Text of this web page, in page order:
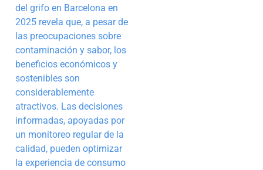
del grifo en Barcelona en
2025 revela que, a pesar de
las preocupaciones sobre
contaminación y sabor, los
beneficios económicos y
sostenibles son
considerablemente
atractivos. Las decisiones
informadas, apoyadas por
un monitoreo regular de la
calidad, pueden optimizar
la experiencia de consumo